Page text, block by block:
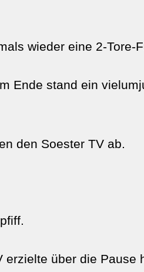
wieder eine 2-Tore-
Ende stand ein
den Soester TV ab.
über die Pause